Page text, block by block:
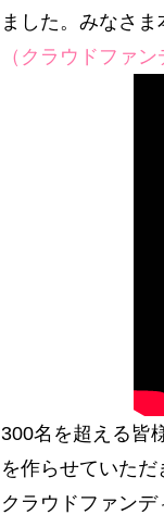
ました。みなさま
（クラウドファ
300名を超える皆
を作らせていただ
クラウドファン